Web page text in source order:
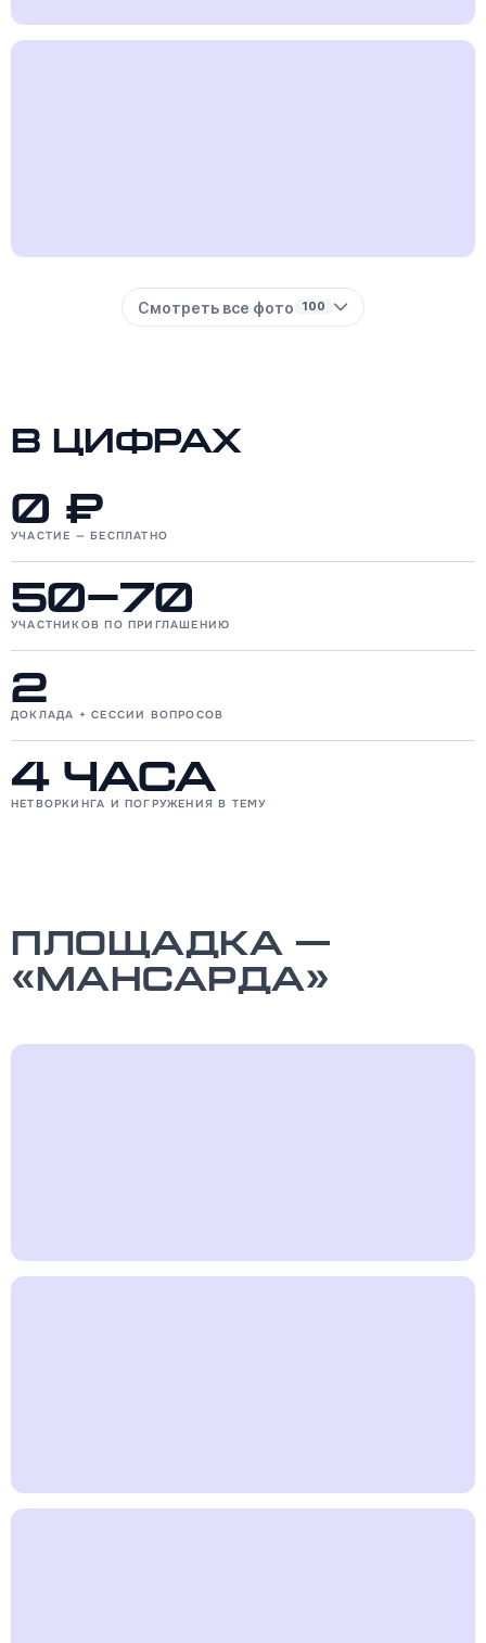
Смотреть все фото 100
В цифрах
0 ₽
УЧАСТИЕ — БЕСПЛАТНО
50–70
УЧАСТНИКОВ ПО ПРИГЛАШЕНИЮ
2
ДОКЛАДА + СЕССИИ ВОПРОСОВ
4 часа
НЕТВОРКИНГА И ПОГРУЖЕНИЯ В ТЕМУ
Площадка —
«Мансарда»